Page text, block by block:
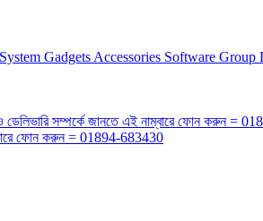
Gadgets Accessories Software Group
ও ডেলিভারি সম্পর্কে জানতে এই নাম্বারে ফোন করুন =
ফোন করুন = 01894-683430